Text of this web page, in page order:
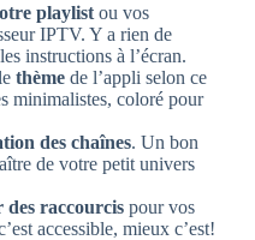
playlistou vos
IPTV. Y a rien de
instructions à l’écran.
thèmede l’appli selon ce
minimalistes, coloré pour
des chaînes. Un bon
de votre petit univers
des raccourcispour vos
accessible, mieux c’est!